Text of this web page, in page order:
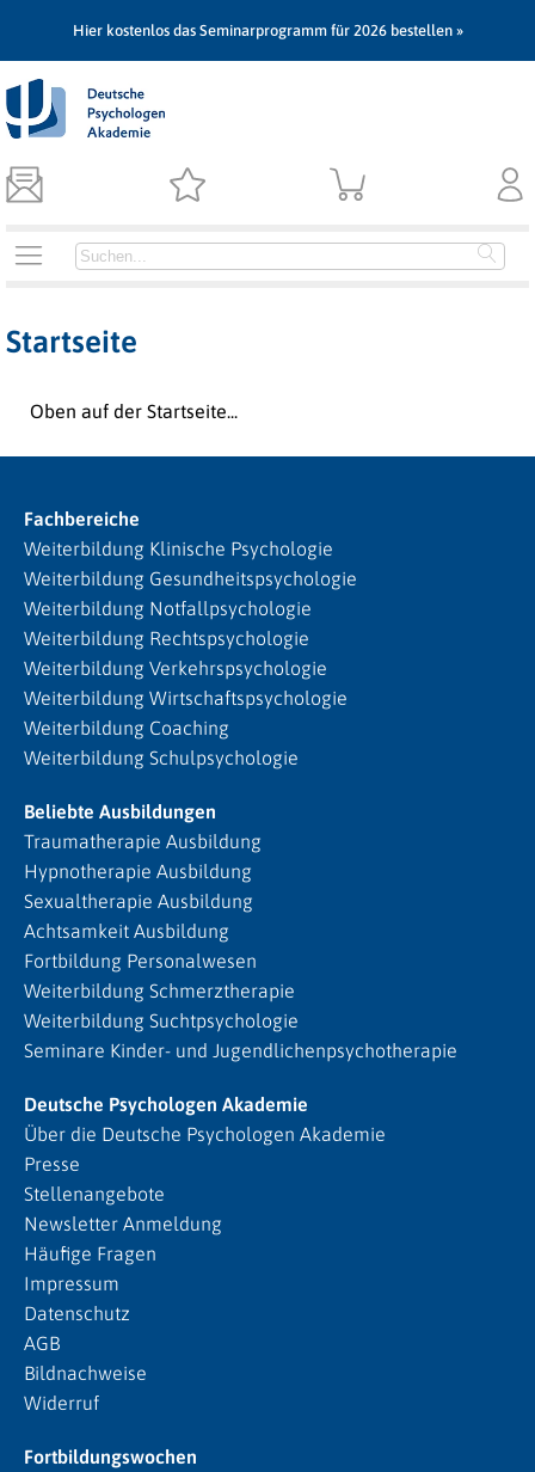
Hier kostenlos das Seminarprogramm für 2026 bestellen »
Startseite
Oben auf der Startseite...
Fachbereiche
Weiterbildung Klinische Psychologie
Weiterbildung Gesundheitspsychologie
Weiterbildung Notfallpsychologie
Weiterbildung Rechtspsychologie
Weiterbildung Verkehrspsychologie
Weiterbildung Wirtschaftspsychologie
Weiterbildung Coaching
Weiterbildung Schulpsychologie
Beliebte Ausbildungen
Traumatherapie Ausbildung
Hypnotherapie Ausbildung
Sexualtherapie Ausbildung
Achtsamkeit Ausbildung
Fortbildung Personalwesen
Weiterbildung Schmerztherapie
Weiterbildung Suchtpsychologie
Seminare Kinder- und Jugendlichenpsychotherapie
Deutsche Psychologen Akademie
Über die Deutsche Psychologen Akademie
Presse
Stellenangebote
Newsletter Anmeldung
Häufige Fragen
Impressum
Datenschutz
AGB
Bildnachweise
Widerruf
Fortbildungswochen